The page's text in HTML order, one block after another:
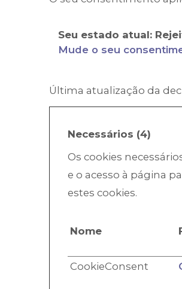
Seu estado atual:
Mude o seu
Última atualização da
Necessários (4)
Os cookies
e o acesso à página
estes cookies.
Nome
CookieConsent